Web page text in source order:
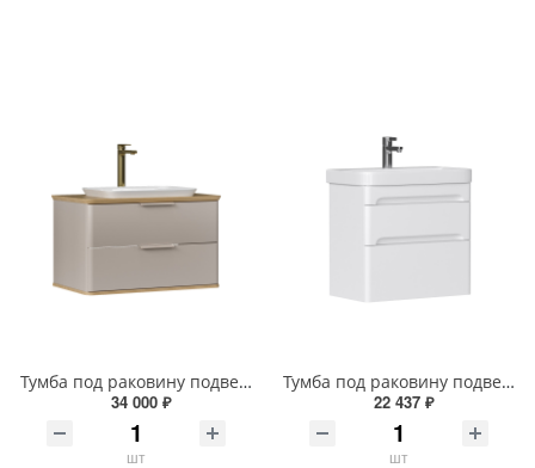
Тумба под раковину подвесная EQUIL Десерт 80.2Я/Desert 80.2Y с ручками в цвет амарок tpDSRT80.2Y-25R амарок/дуб
34 000 ₽
шт
Тумба под раковину подвесная EQUIL Найс 70 см tpNICE70.2Y-05 белая
22 437 ₽
шт